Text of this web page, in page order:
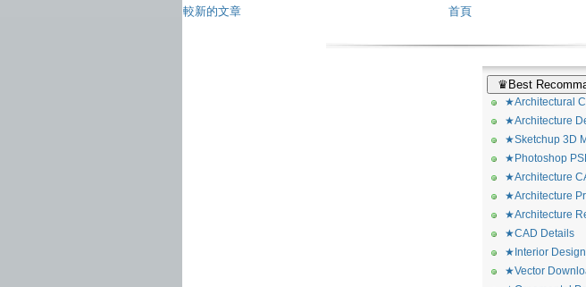
較新的文章 首頁
♛Best
★Architectural
★Architecture
★Sketchup 3D
★Photoshop
★Architecture
★Architecture
★Architecture
★CAD Details
★Interior
★Vector